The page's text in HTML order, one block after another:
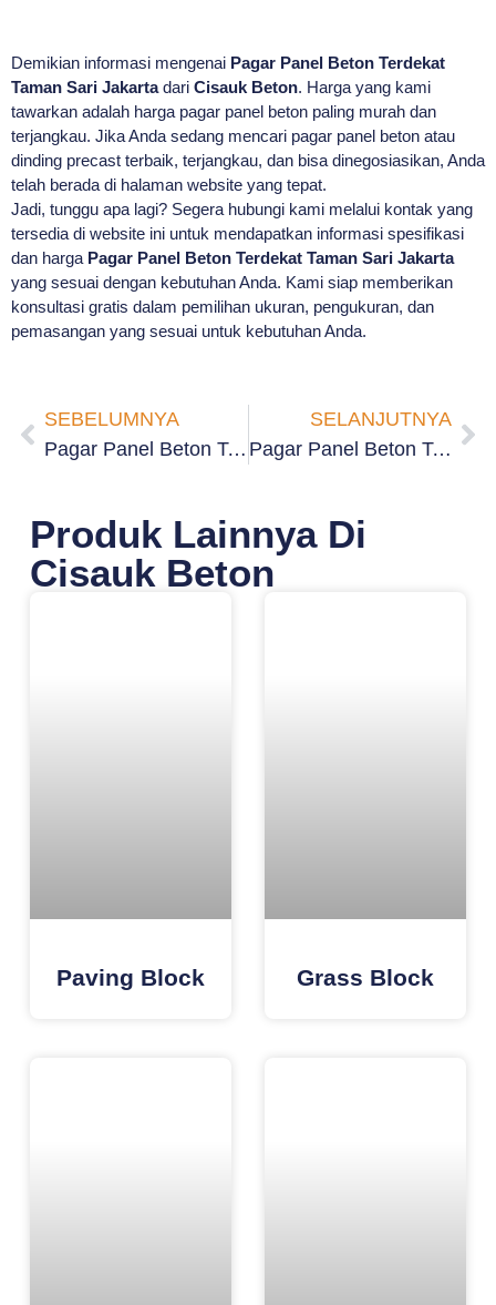
Demikian informasi mengenai Pagar Panel Beton Terdekat
Taman Sari Jakartadari Cisauk Beton. Harga yang kami
tawarkan adalah harga pagar panel beton paling murah dan
terjangkau. Jika Anda sedang mencari pagar panel beton atau
dinding precast terbaik, terjangkau, dan bisa dinegosiasikan, Anda
telah berada di halaman website yang tepat.
Jadi, tunggu apa lagi? Segera hubungi kami melalui kontak yang
tersedia di website ini untuk mendapatkan informasi spesifikasi
dan harga Pagar Panel Beton Terdekat Taman Sari Jakarta
yang sesuai dengan kebutuhan Anda. Kami siap memberikan
konsultasi gratis dalam pemilihan ukuran, pengukuran, dan
pemasangan yang sesuai untuk kebutuhan Anda.
SEBELUMNYA
Pagar Panel Beton Terdekat Wijaya Kusuma Jakarta
SELANJUTNYA
Pagar Panel Beton Terdekat Glodok Jakarta
Produk Lainnya Di
Cisauk Beton
Paving Block Grass Block